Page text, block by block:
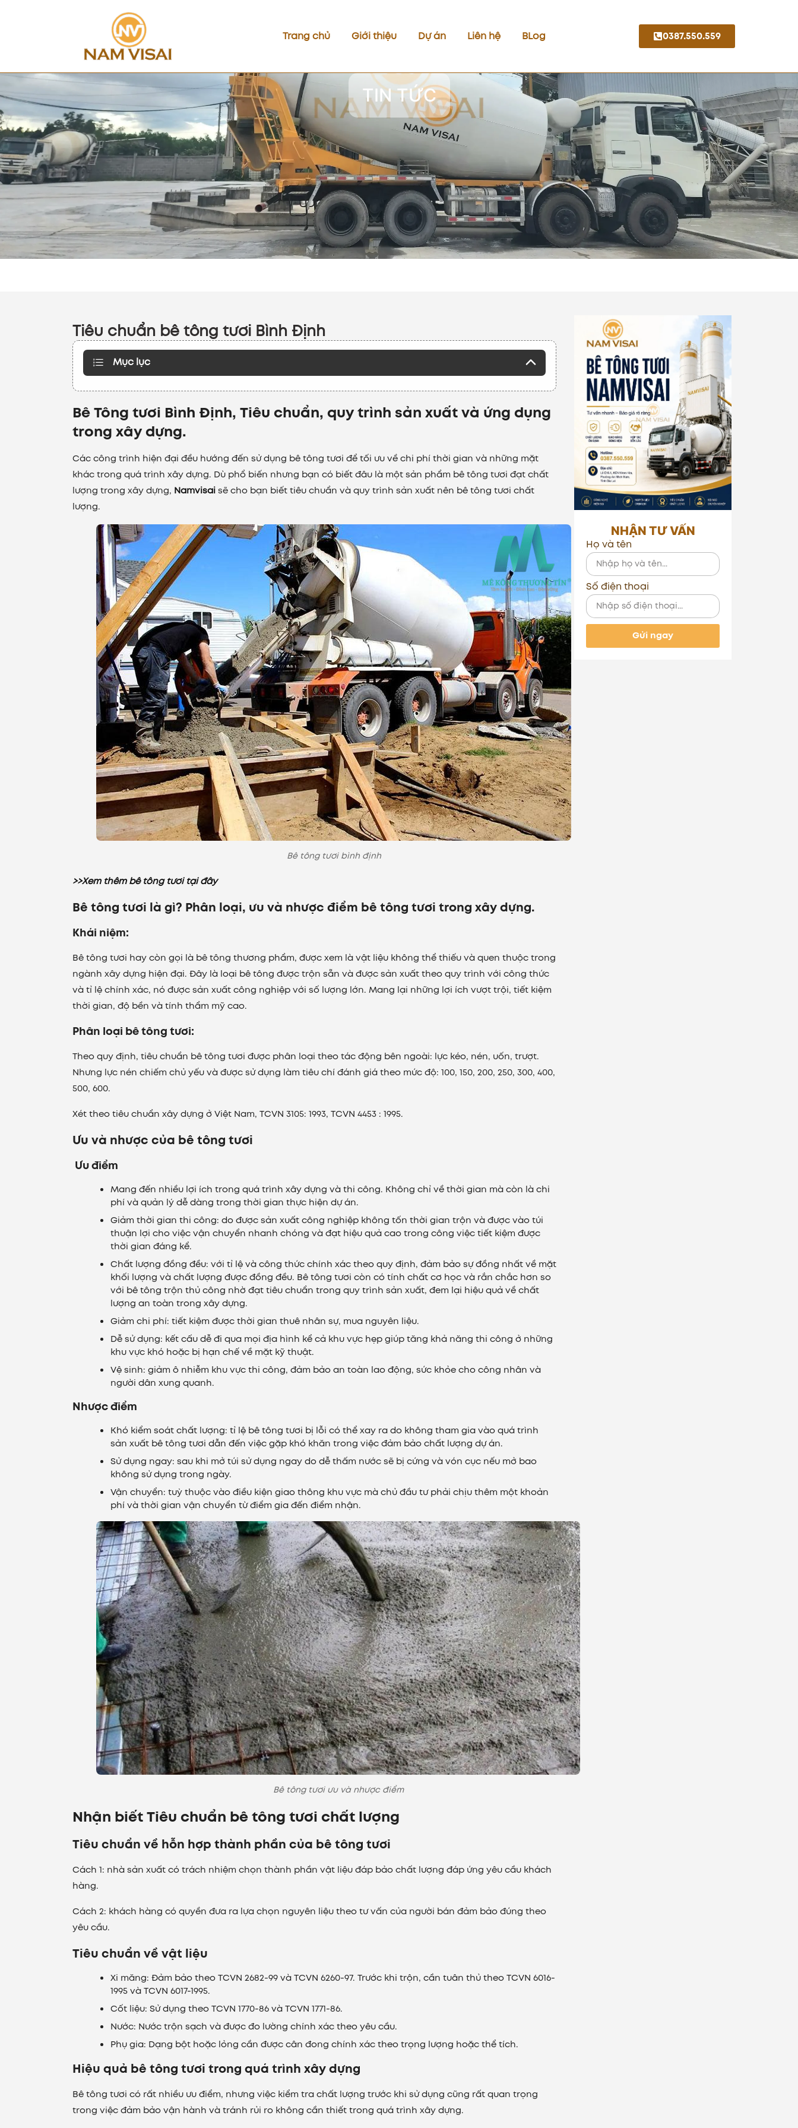
Trang chủ Giới thiệu Dự án Liên hệ BLog 0387.550.559
TIN TỨC
Tiêu chuẩn bê tông tươi Bình Định
Mục lục
Bê Tông tươi Bình Định, Tiêu chuẩn, quy trình sản xuất và ứng dụng
trong xây dựng.
Các công trình hiện đại đều hướng đến sử dụng bê tông tươi để tối ưu về chi phí thời gian và những mặt
khác trong quá trình xây dựng. Dù phổ biến nhưng bạn có biết đâu là một sản phẩm bê tông tươi đạt chất
lượng trong xây dựng, Namvisaisẽ cho bạn biết tiêu chuẩn và quy trình sản xuất nên bê tông tươi chất
lượng.
Bê tông tươi bình định
>>Xem thêm bê tông tươi tại đây
Bê tông tươi là gì? Phân loại, ưu và nhược điểm bê tông tươi trong xây dựng.
Khái niệm:
Bê tông tươi hay còn gọi là bê tông thương phẩm, được xem là vật liệu không thể thiếu và quen thuộc trong
ngành xây dựng hiện đại. Đây là loại bê tông được trộn sẵn và được sản xuất theo quy trình với công thức
và tỉ lệ chính xác, nó được sản xuất công nghiệp với số lượng lớn. Mang lại những lợi ích vượt trội, tiết kiệm
thời gian, độ bền và tính thẩm mỹ cao.
Phân loại bê tông tươi:
Theo quy định, tiêu chuẩn bê tông tươi được phân loại theo tác động bên ngoài: lực kéo, nén, uốn, trượt.
Nhưng lực nén chiếm chủ yếu và được sử dụng làm tiêu chí đánh giá theo mức độ: 100, 150, 200, 250, 300, 400,
500, 600.
Xét theo tiêu chuẩn xây dựng ở Việt Nam, TCVN 3105: 1993, TCVN 4453 : 1995.
Ưu và nhược của bê tông tươi
Ưu điểm
Mang đến nhiều lợi ích trong quá trình xây dựng và thi công. Không chỉ về thời gian mà còn là chi
phí và quản lý dễ dàng trong thời gian thực hiện dự án.
Giảm thời gian thi công: do được sản xuất công nghiệp không tốn thời gian trộn và được vào túi
thuận lợi cho việc vận chuyển nhanh chóng và đạt hiệu quả cao trong công việc tiết kiệm được
thời gian đáng kể.
Chất lượng đồng đều: với tỉ lệ và công thức chính xác theo quy định, đảm bảo sự đồng nhất về mặt
khối lượng và chất lượng được đồng đều. Bê tông tươi còn có tính chất cơ học và rắn chắc hơn so
với bê tông trộn thủ công nhờ đạt tiêu chuẩn trong quy trình sản xuất, đem lại hiệu quả về chất
lượng an toàn trong xây dựng.
Giảm chi phí: tiết kiệm được thời gian thuê nhân sự, mua nguyên liệu.
Dễ sử dụng: kết cấu dễ đi qua mọi địa hình kể cả khu vực hẹp giúp tăng khả năng thi công ở những
khu vực khó hoặc bị hạn chế về mặt kỹ thuật.
Vệ sinh: giảm ô nhiễm khu vực thi công, đảm bảo an toàn lao động, sức khỏe cho công nhân và
người dân xung quanh.
Nhược điểm
Khó kiểm soát chất lượng: tỉ lệ bê tông tươi bị lỗi có thể xay ra do không tham gia vào quá trình
sản xuất bê tông tươi dẫn đến việc gặp khó khăn trong việc đảm bảo chất lượng dự án.
Sử dụng ngay: sau khi mở túi sử dụng ngay do dễ thấm nước sẽ bị cứng và vón cục nếu mở bao
không sử dụng trong ngày.
Vận chuyển: tuỳ thuộc vào điều kiện giao thông khu vực mà chủ đầu tư phải chịu thêm một khoản
phí và thời gian vận chuyển từ điểm gia đến điểm nhận.
Bê tông tươi ưu và nhược điểm
Nhận biết Tiêu chuẩn bê tông tươi chất lượng
Tiêu chuẩn về hỗn hợp thành phần của bê tông tươi
Cách 1: nhà sản xuất có trách nhiệm chọn thành phần vật liệu đáp bảo chất lượng đáp ứng yêu cầu khách
hàng.
Cách 2: khách hàng có quyền đưa ra lựa chọn nguyên liệu theo tư vấn của người bán đảm bảo đúng theo
yêu cầu.
Tiêu chuẩn về vật liệu
Xi măng: Đảm bảo theo TCVN 2682-99 và TCVN 6260-97. Trước khi trộn, cần tuân thủ theo TCVN 6016-
1995 và TCVN 6017-1995.
Cốt liệu: Sử dụng theo TCVN 1770-86 và TCVN 1771-86.
Nước: Nước trộn sạch và được đo lường chính xác theo yêu cầu.
Phụ gia: Dạng bột hoặc lỏng cần được cân đong chính xác theo trọng lượng hoặc thể tích.
Hiệu quả bê tông tươi trong quá trình xây dựng
Bê tông tươi có rất nhiều ưu điểm, nhưng việc kiểm tra chất lượng trước khi sử dụng cũng rất quan trọng
trong việc đảm bảo vận hành và tránh rủi ro không cần thiết trong quá trình xây dựng.
NHẬN TƯ VẤN
Họ và tên
Số điện thoại
Gửi ngay